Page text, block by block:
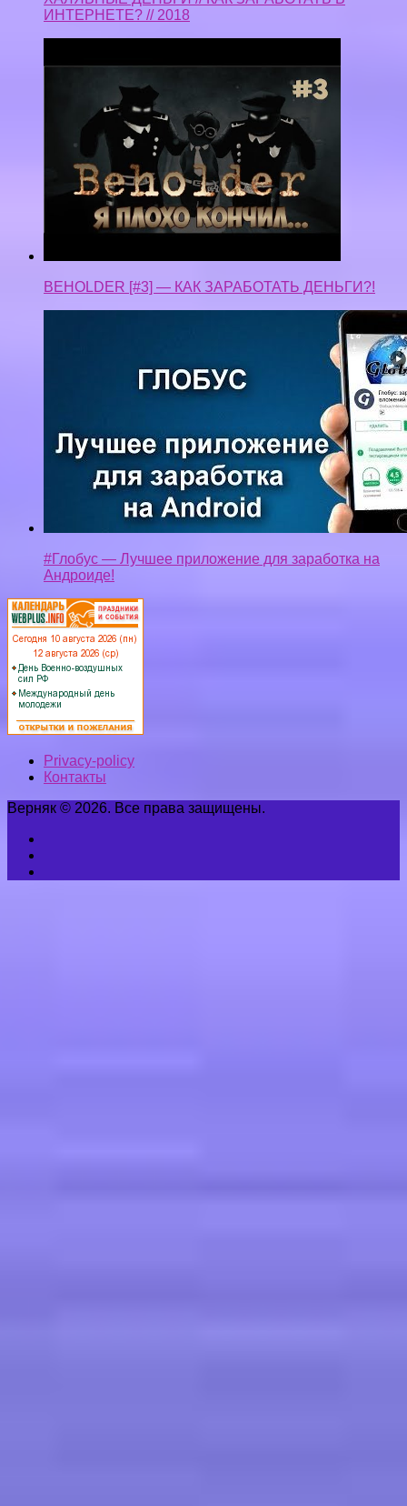
ИНТЕРНЕТЕ? // 2018
BEHOLDER [#3] — КАК ЗАРАБОТАТЬ ДЕНЬГИ?!
#Глобус — Лучшее приложение для заработка на
Андроиде!
Privacy-policy
Контакты
Верняк © 2026. Все права защищены.